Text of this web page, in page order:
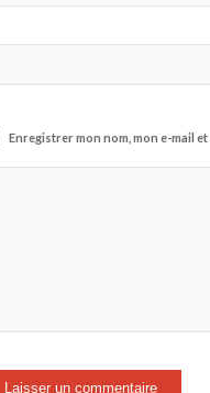
Enregistrer mon nom, mon e-mail